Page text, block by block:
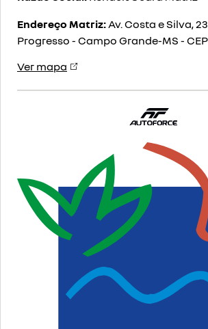
Endereço Matriz:Av. Costa e Silva,
Progresso - Campo Grande-MS -
Ver mapa